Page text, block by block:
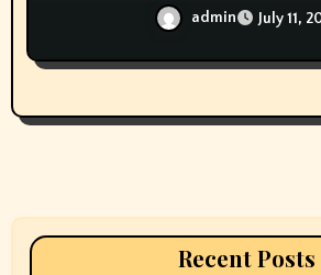
admin July 11,
Recent Posts